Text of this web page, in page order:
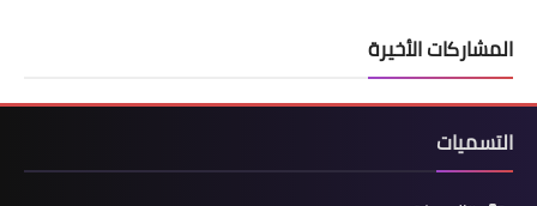
المشاركات الأخيرة
التسميات